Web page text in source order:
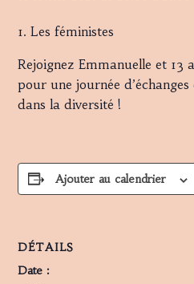
1. Les féministes
Rejoignez Emmanuelle et 13
pour une journée
dans la diversité !
Ajouter au calendrier
DÉTAILS
Date :